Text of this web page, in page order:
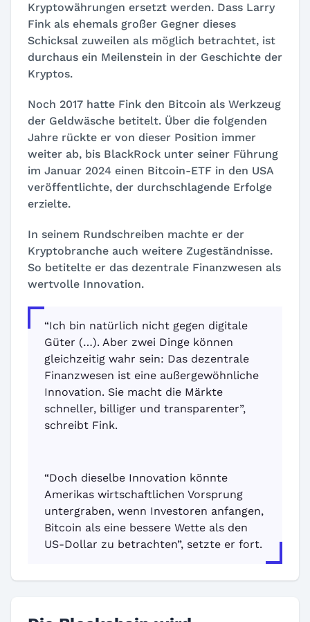
Kryptowährungen ersetzt werden. Dass Larry
Fink als ehemals großer Gegner dieses
Schicksal zuweilen als möglich betrachtet, ist
durchaus ein Meilenstein in der Geschichte der
Kryptos.
Noch 2017 hatte Fink den Bitcoin als Werkzeug
der Geldwäsche betitelt. Über die folgenden
Jahre rückte er von dieser Position immer
weiter ab, bis BlackRock unter seiner Führung
im Januar 2024 einen Bitcoin-ETF in den USA
veröffentlichte, der durchschlagende Erfolge
erzielte.
In seinem Rundschreiben machte er der
Kryptobranche auch weitere Zugeständnisse.
So betitelte er das dezentrale Finanzwesen als
wertvolle Innovation.
“Ich bin natürlich nicht gegen digitale
Güter (…). Aber zwei Dinge können
gleichzeitig wahr sein: Das dezentrale
Finanzwesen ist eine außergewöhnliche
Innovation. Sie macht die Märkte
schneller, billiger und transparenter”,
schreibt Fink.
“Doch dieselbe Innovation könnte
Amerikas wirtschaftlichen Vorsprung
untergraben, wenn Investoren anfangen,
Bitcoin als eine bessere Wette als den
US-Dollar zu betrachten”, setzte er fort.